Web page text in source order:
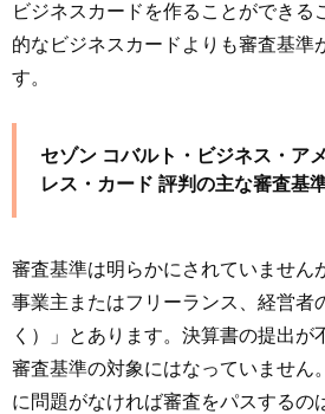
ビジネスカードを作ることができる
的なビジネスカードよりも審査基準
す。
セゾン コバルト・ビジネス・ア
レス・カード 評判の主な審査基
審査基準は明らかにされていません
事業主またはフリーランス、経営者
く）」とあります。決算書の提出が
審査基準の対象にはなっていません
に問題がなければ審査をパスするの